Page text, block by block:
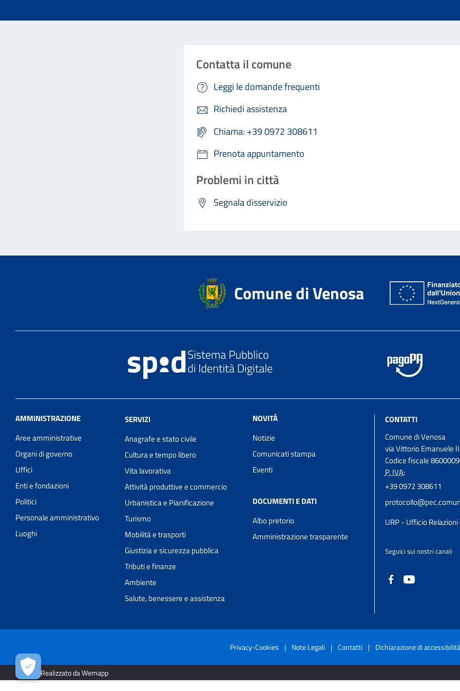
Contatta il comune
Leggi le domande frequenti
Richiedi assistenza
Chiama: +39 0972 308611
Prenota appuntamento
Problemi in città
Segnala disservizio
Comune di Venosa
AMMINISTRAZIONE
Aree amministrative
Organi di governo
Uffici
Enti e fondazioni
Politici
Personale amministrativo
Luoghi
SERVIZI
Anagrafe e stato civile
Cultura e tempo libero
Vita lavorativa
Attività produttive e commercio
Urbanistica e Pianificazione
Turismo
Mobilità e trasporti
Giustizia e sicurezza pubblica
Tributi e finanze
Ambiente
Salute, benessere e assistenza
NOVITÀ
Notizie
Comunicati stampa
Eventi
DOCUMENTI E DATI
Albo pretorio
Amministrazione trasparente
CONTATTI
Comune di Venosa
via Vittorio Emanuele
Codice fiscale
P. IVA:
+39 0972 308611
URP - Ufficio
Seguici sui nostri canali
Privacy-Cookies | Note Legali | Contatti | Dichiarazione di accessibilità
2026 | Realizzato da Wemapp